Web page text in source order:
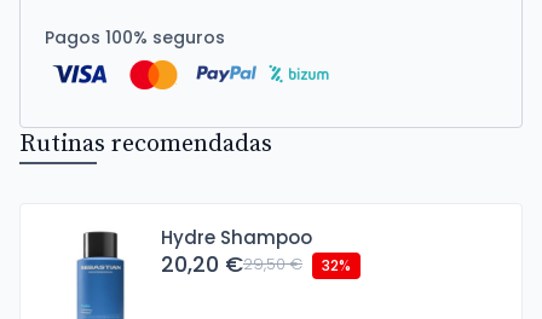
Pagos 100% seguros
Rutinas recomendadas
Hydre Shampoo
20,20 €29,50 € 32%